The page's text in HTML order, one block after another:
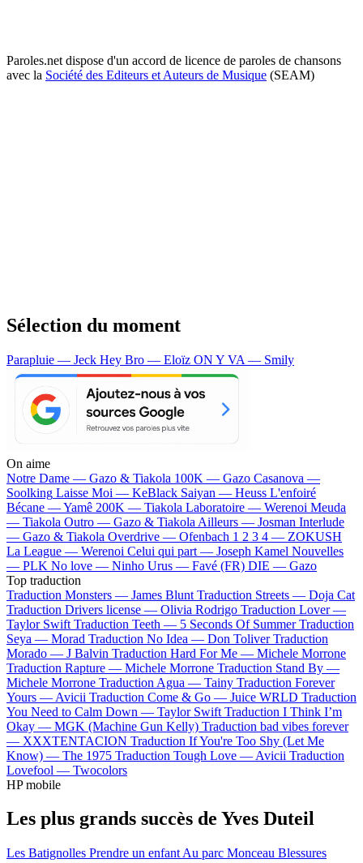
Paroles.net dispose d'un accord de licence de paroles de chansons
avec la Société des Editeurs et Auteurs de Musique (SEAM)
Sélection du moment
Parapluie — Jeck Hey Bro — Eloïz ON Y VA — Smily
On aime
Notre Dame — Gazo & Tiakola 100K — Gazo Casanova —
Soolking Laisse Moi — KeBlack Saiyan — Heuss L'enfoiré
Bécane —Yamê 200K — Tiakola Laboratoire — Werenoi Meuda
— Tiakola Outro — Gazo & Tiakola Ailleurs — Josman Interlude
— Gazo & Tiakola Overdrive — Ofenbach 1 2 3 4 — ZOKUSH
La League — Werenoi Celui qui part — Joseph Kamel Nouvelles
— PLK No love — Ninho Urus — Favé (FR) DIE — Gazo
Top traduction
Traduction Monsters — James Blunt Traduction Streets — Doja Cat
Traduction Drivers license — Olivia Rodrigo Traduction Lover —
Taylor Swift Traduction Teeth — 5 Seconds Of Summer Traduction
Seya — Morad Traduction No Idea — Don Toliver Traduction
Morado — J Balvin Traduction Hard For Me — Michele Morrone
Traduction Rapture — Michele Morrone Traduction Stand By —
Michele Morrone Traduction Agua — Tainy Traduction Forever
Yours — Avicii Traduction Come & Go — Juice WRLD Traduction
You Need to Calm Down — Taylor Swift Traduction I Think I’m
Okay — MGK (Machine Gun Kelly) Traduction bad vibes forever
— XXXTENTACION Traduction If You're Too Shy (Let Me
Know) — The 1975 Traduction Tough Love — Avicii Traduction
Lovefool — Twocolors
HP mobile
Les plus grands succès de Yves Duteil
Les Batignolles Prendre un enfant Au parc Monceau Blessures